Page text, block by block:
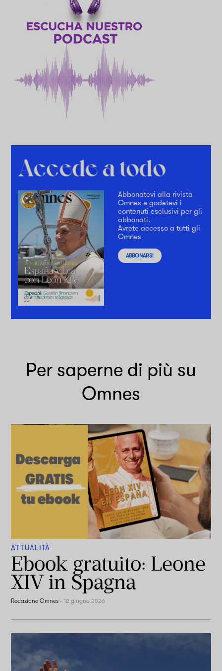
Abbonatevi alla rivista
Omnes e godetevi i
contenuti esclusivi per gli
abbonati.
Avrete accesso a tutti gli
Omnes
ABBONARSI
Per saperne di più su
Omnes
ATTUALITÀ
Ebook gratuito: Leone
XIV in Spagna
Redazione Omnes -12 giugno 2026